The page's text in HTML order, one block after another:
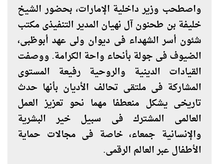
واصطحب وزير داخلية الإمارات، بحضور الشيخ
خليفة بن طحنون آل نهيان المدير التنفيذى مكتب
شئون أسر الشهداء فى ديوان ولى عهد أبوظبى،
الضيوف فى جولة بأنحاء واحة الكرامة. ووصفت
القيادات الدينية والروحية رفيعة المستوى
المشاركة فى ملتقى تحالف الأديان بأنها حدث
تاريخى يشكل منعطفا مهما نحو تعزيز العمل
العالمى المشترك فى سبيل خير البشرية
والإنسانية جمعاء، خاصة فى مجالات حماية
الأطفال عبر العالم الرقمى.